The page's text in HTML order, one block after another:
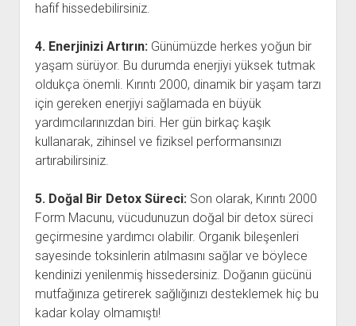
hafif hissedebilirsiniz.
4. Enerjinizi Artırın:Günümüzde herkes yoğun bir
yaşam sürüyor. Bu durumda enerjiyi yüksek tutmak
oldukça önemli. Kırıntı 2000, dinamik bir yaşam tarzı
için gereken enerjiyi sağlamada en büyük
yardımcılarınızdan biri. Her gün birkaç kaşık
kullanarak, zihinsel ve fiziksel performansınızı
artırabilirsiniz.
5. Doğal Bir Detox Süreci:Son olarak, Kırıntı 2000
Form Macunu, vücudunuzun doğal bir detox süreci
geçirmesine yardımcı olabilir. Organik bileşenleri
sayesinde toksinlerin atılmasını sağlar ve böylece
kendinizi yenilenmiş hissedersiniz. Doğanın gücünü
mutfağınıza getirerek sağlığınızı desteklemek hiç bu
kadar kolay olmamıştı!